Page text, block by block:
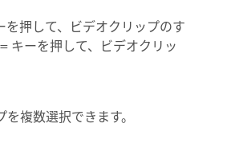
を押して、ビデオクリップのす
キーを押して、ビデオクリッ
複数選択できます。